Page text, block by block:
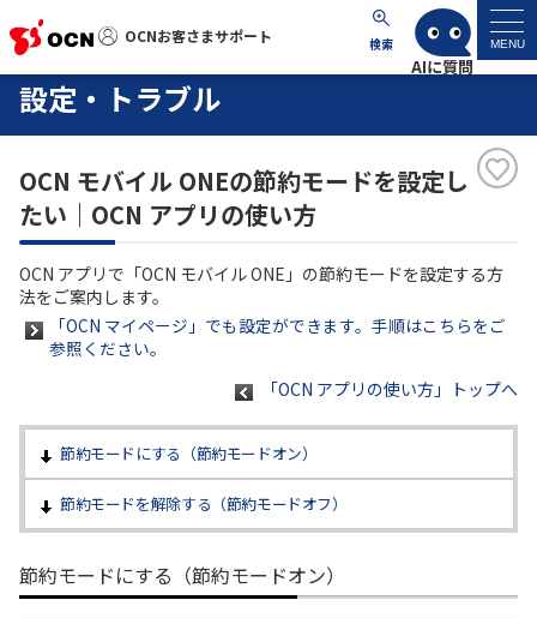
OCNお客さまサポート 検索 MENU
OCNお客さまサポート
サポートトップ
サービス名から探す
よくあるご質問
各種ダウンロード
お問い合わせ
履歴・お気に入り
設定・トラブル
OCN モバイル ONEの節約モードを設定し
たい｜OCN アプリの使い方
OCN アプリで「OCN モバイル ONE」の節約モードを設定する方
法をご案内します。
「OCN マイページ」でも設定ができます。手順はこちらをご
参照ください。
「OCN アプリの使い方」トップへ
節約モードにする（節約モードオン）
節約モードを解除する（節約モードオフ）
節約モードにする（節約モードオン）